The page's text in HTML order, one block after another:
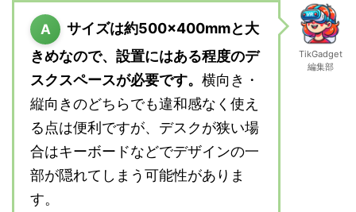
A
サイズは約500×400mmと大
きめなので、設置にはある程度のデ
スクスペースが必要です。 横向き・
縦向きのどちらでも違和感なく使え
る点は便利ですが、デスクが狭い場
合はキーボードなどでデザインの一
部が隠れてしまう可能性がありま
す。
TikGadget
編集部